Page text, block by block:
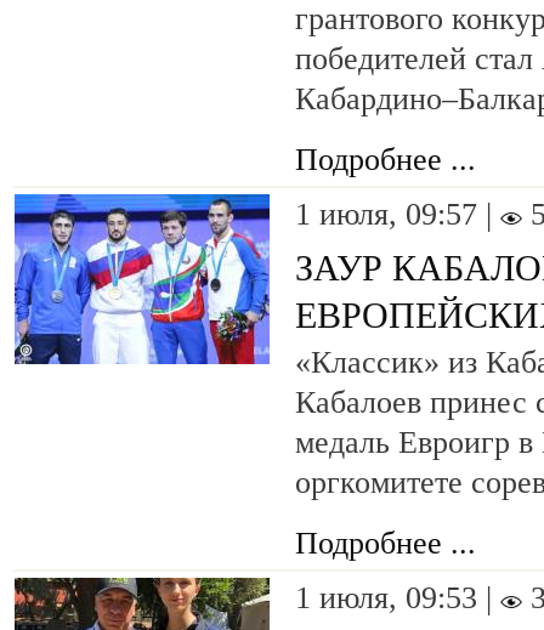
грантового
победителей
Подробнее ...
1 июля, 09:57 |
ЗАУР
«Классик» из
Кабалоев принес
медаль Евроигр
оргкомитете
Подробнее ...
1 июля, 09:53 |